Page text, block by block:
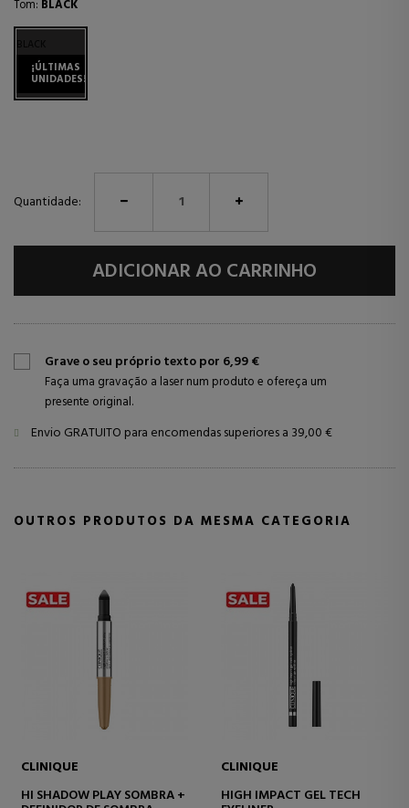
Tom: BLACK
¡ÚLTIMAS
UNIDADES!
Quantidade:
ADICIONAR AO CARRINHO
Grave o seu próprio texto por 6,99 €
Faça uma gravação a laser num produto e ofereça um
presente original.
Envio GRATUITO para encomendas superiores a 39,00 €
OUTROS PRODUTOS DA MESMA CATEGORIA
CLINIQUE
HI SHADOW PLAY SOMBRA +
CLINIQUE
HIGH IMPACT GEL TECH